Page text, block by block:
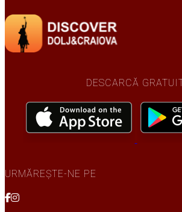
DESCARCĂ
URMĂREȘTE-NE PE